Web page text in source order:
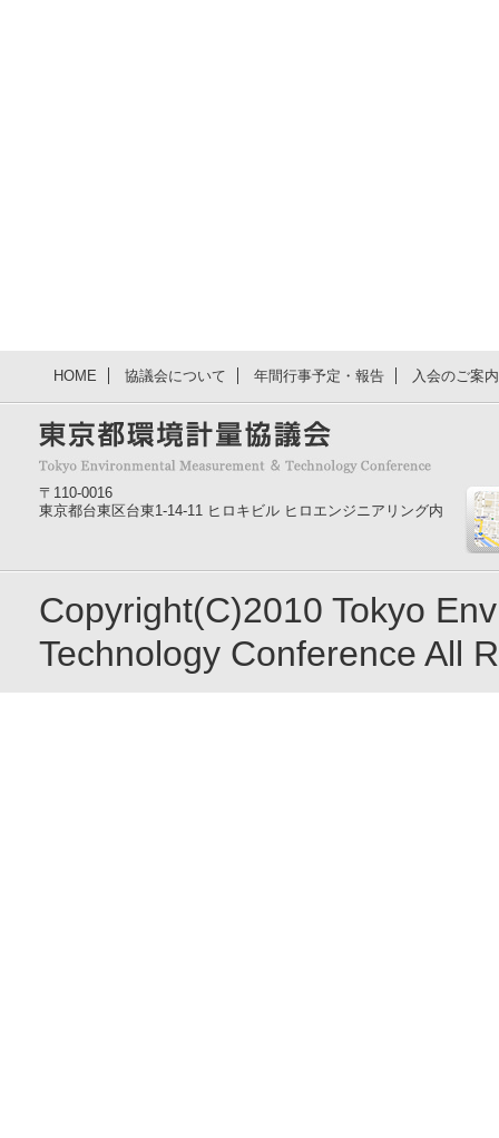
HOME 協議会について 年間行事予定・報告 入会のご案
〒110-0016
東京都台東区台東1-14-11 ヒロキビル ヒロエンジニアリング内
Copyright(C)2010 Tokyo
Technology Conference All